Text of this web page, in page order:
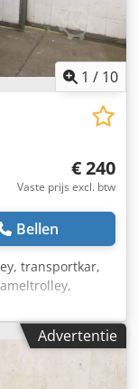
1 / 10
€ 240
Vaste prijs excl. btw
Bellen
transportkar,
-
-
Dcsdpsrri Skjfx
4
H1645 mm -
Advertentie